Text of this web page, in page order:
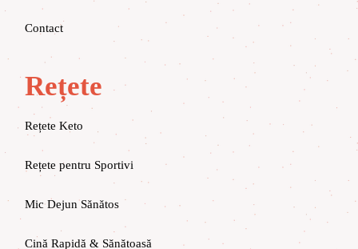
Contact
Rețete
Rețete Keto
Rețete pentru Sportivi
Mic Dejun Sănătos
Cină Rapidă & Sănătoasă